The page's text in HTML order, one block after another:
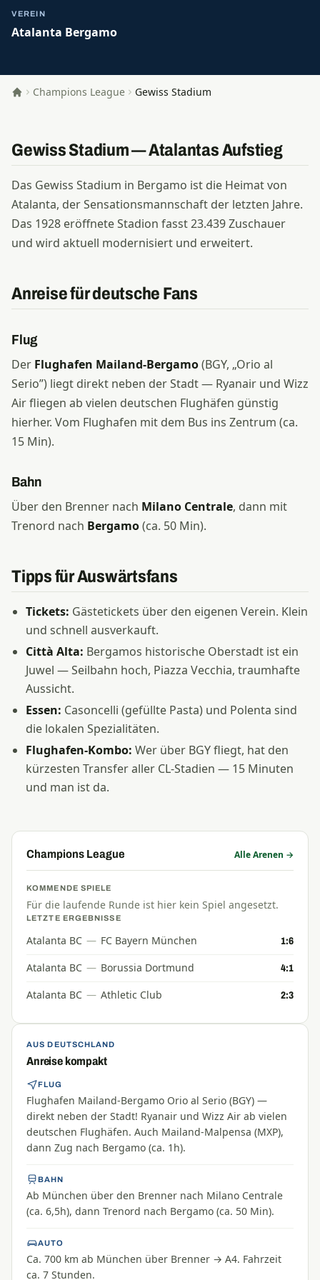
VEREIN
Atalanta Bergamo
StartseiteChampions League Gewiss Stadium
Gewiss Stadium — Atalantas Aufstieg
Das Gewiss Stadium in Bergamo ist die Heimat von
Atalanta, der Sensationsmannschaft der letzten Jahre.
Das 1928 eröffnete Stadion fasst 23.439 Zuschauer
und wird aktuell modernisiert und erweitert.
Anreise für deutsche Fans
Flug
Der Flughafen Mailand-Bergamo(BGY, „Orio al
Serio”) liegt direkt neben der Stadt — Ryanair und Wizz
Air fliegen ab vielen deutschen Flughäfen günstig
hierher. Vom Flughafen mit dem Bus ins Zentrum (ca.
15 Min).
Bahn
Über den Brenner nach Milano Centrale, dann mit
Trenord nach Bergamo(ca. 50 Min).
Tipps für Auswärtsfans
Tickets: Gästetickets über den eigenen Verein. Klein
und schnell ausverkauft.
Città Alta: Bergamos historische Oberstadt ist ein
Juwel — Seilbahn hoch, Piazza Vecchia, traumhafte
Aussicht.
Essen: Casoncelli (gefüllte Pasta) und Polenta sind
die lokalen Spezialitäten.
Flughafen-Kombo: Wer über BGY fliegt, hat den
kürzesten Transfer aller CL-Stadien — 15 Minuten
und man ist da.
Champions League Alle Arenen →
KOMMENDE SPIELE
Für die laufende Runde ist hier kein Spiel angesetzt.
LETZTE ERGEBNISSE
Atalanta BC — FC Bayern München 1:6
Atalanta BC — Borussia Dortmund 4:1
Atalanta BC — Athletic Club 2:3
AUS DEUTSCHLAND
Anreise kompakt
FLUG
Flughafen Mailand-Bergamo Orio al Serio (BGY) —
direkt neben der Stadt! Ryanair und Wizz Air ab vielen
deutschen Flughäfen. Auch Mailand-Malpensa (MXP),
dann Zug nach Bergamo (ca. 1h).
BAHN
Ab München über den Brenner nach Milano Centrale
(ca. 6,5h), dann Trenord nach Bergamo (ca. 50 Min).
AUTO
Ca. 700 km ab München über Brenner → A4. Fahrzeit
ca. 7 Stunden.